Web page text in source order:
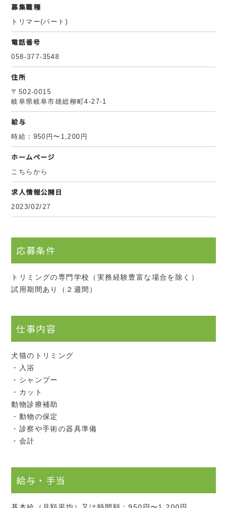
募集職種
トリマー(パート)
電話番号
058-377-3548
住所
〒502-0015
岐阜県岐阜市雄総柳町4-27-1
給与
時給：950円〜1,200円
ホームページ
こちらから
求人情報公開日
2023/02/27
応募条件
トリミングの専門学校（実務経験豊富な場合を除く）
試用期間あり（２週間）
仕事内容
犬猫のトリミング
・入浴
・シャンプー
・カット
動物診療補助
・動物の保定
・診察や手術の器具準備
・会計
給与・手当